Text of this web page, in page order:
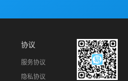
协议
服务协议
隐私协议